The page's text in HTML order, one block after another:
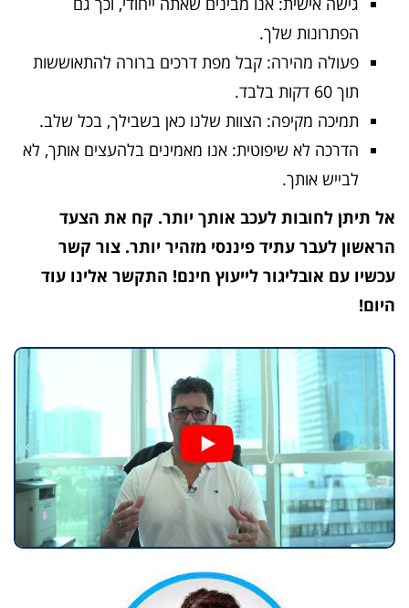
הפתרונות שלך.
פעולה מהירה: קבל מפת דרכים ברורה להתאוששות
תוך 60 דקות בלבד.
תמיכה מקיפה: הצוות שלנו כאן בשבילך, בכל שלב.
הדרכה לא שיפוטית: אנו מאמינים בלהעצים אותך, לא
לבייש אותך.
אל תיתן לחובות לעכב אותך יותר. קח את הצעד
הראשון לעבר עתיד פיננסי מזהיר יותר. צור קשר
עכשיו עם אובליגור לייעוץ חינם! התקשר אלינו עוד
היום!